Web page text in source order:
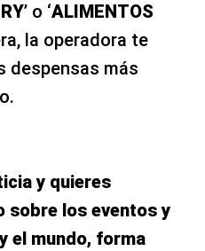
’ o ‘ALIMENTOS
la operadora te
despensas más
y quieres
sobre los eventos y
el mundo, forma